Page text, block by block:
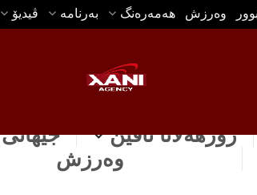
وه‌رزش هه‌مه‌ره‌نگ بەرنامە ڤیدیۆ
رۆژهه‌لاتا ناڤین جیهانی
وه‌رزش